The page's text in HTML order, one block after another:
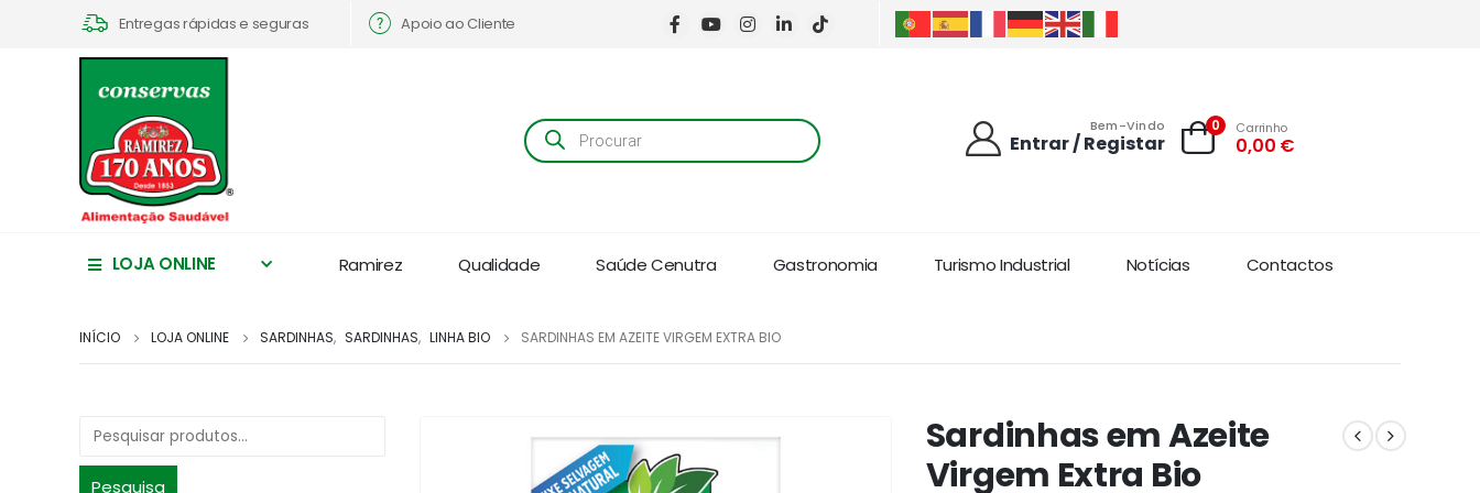
Entregas rápidas e seguras Apoio ao Cliente
Products
search
Bem-Vindo
Entrar / Registar
0 Carrinho
0,00 €
LOJA ONLINE Ramirez Qualidade Saúde Cenutra Gastronomia Turismo Industrial Notícias Contactos
INÍCIO LOJA ONLINE SARDINHAS, SARDINHAS, LINHA BIO SARDINHAS EM AZEITE VIRGEM EXTRA BIO
Sardinhas em Azeite
Virgem Extra Bio
Pesquisa